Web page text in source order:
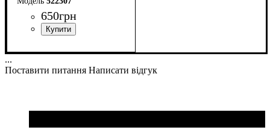
650грн
...
Поставити питання Написати відгук